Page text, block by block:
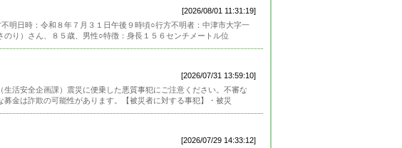
[2026/08/01 11:31:19]
明日時：令和８年７月３１日午後９時頃○行方不明者：中津市大字一
のり）さん、８５歳、男性○特徴：身長１５６センチメートル位
[2026/07/31 13:59:10]
活安全企画課）震災に便乗した悪質事犯にご注意ください。不審な
募金は詐欺の可能性があります。【被災者に対する事犯】・被災
[2026/07/29 14:33:12]